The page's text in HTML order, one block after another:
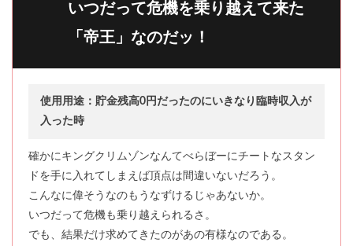
いつだって危機を乗り越えて来た
「帝王」なのだッ！
使用用途：貯金残高0円だったのにいきなり臨時収入が
入った時
確かにキングクリムゾンなんてべらぼーにチートなスタン
ドを手に入れてしまえば頂点は間違いないだろう。
こんなに偉そうなのもうなずけるじゃあないか。
いつだって危機も乗り越えられるさ。
でも、結果だけ求めてきたのがあの有様なのである。